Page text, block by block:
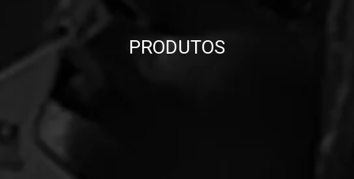
PRODUTOS